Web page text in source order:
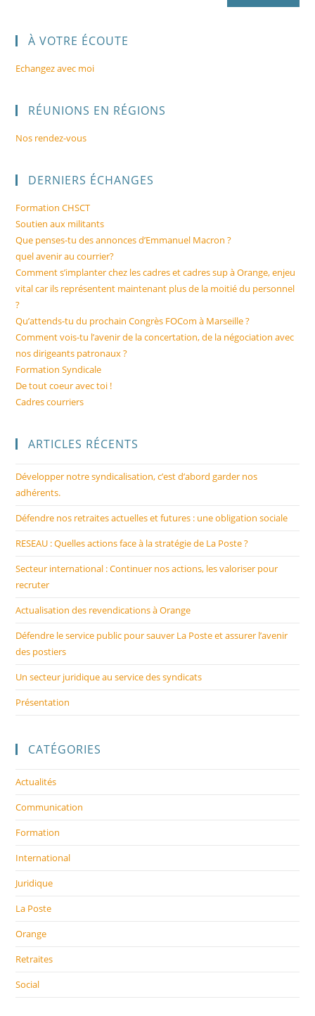
À VOTRE ÉCOUTE
Echangez avec moi
RÉUNIONS EN RÉGIONS
Nos rendez-vous
DERNIERS ÉCHANGES
Formation CHSCT
Soutien aux militants
Que penses-tu des annonces d’Emmanuel Macron ?
quel avenir au courrier?
Comment s’implanter chez les cadres et cadres sup à Orange, enjeu
vital car ils représentent maintenant plus de la moitié du personnel
?
Qu’attends-tu du prochain Congrès FOCom à Marseille ?
Comment vois-tu l’avenir de la concertation, de la négociation avec
nos dirigeants patronaux ?
Formation Syndicale
De tout coeur avec toi !
Cadres courriers
ARTICLES RÉCENTS
Développer notre syndicalisation, c’est d’abord garder nos
adhérents.
Défendre nos retraites actuelles et futures : une obligation sociale
RESEAU : Quelles actions face à la stratégie de La Poste ?
Secteur international : Continuer nos actions, les valoriser pour
recruter
Actualisation des revendications à Orange
Défendre le service public pour sauver La Poste et assurer l’avenir
des postiers
Un secteur juridique au service des syndicats
Présentation
CATÉGORIES
Actualités
Communication
Formation
International
Juridique
La Poste
Orange
Retraites
Social